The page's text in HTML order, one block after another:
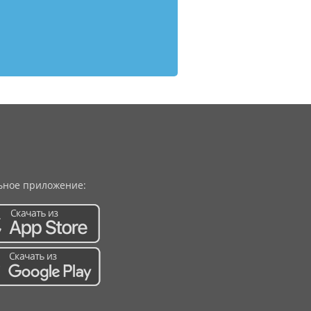
приложение: